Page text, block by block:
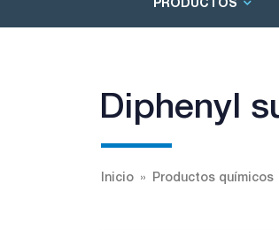
Diphenyl
Inicio Productos químicos